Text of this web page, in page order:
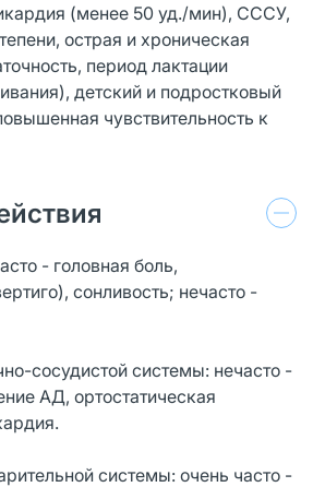
(менее 50 уд./мин), СССУ,
острая и хроническая
период лактации
детский и подростковый
чувствительность к
- головная боль,
сонливость; нечасто -
сосудистой системы: нечасто -
АД, ортостатическая
системы: очень часто -